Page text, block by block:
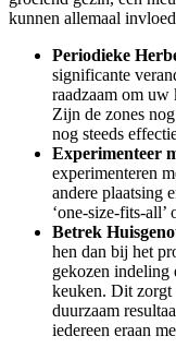
kunnen allemaal
Periodieke
significante
raadzaam om uw
Zijn de zones
nog steeds
Experimenteer
experimenteren
andere plaatsing
‘one-size-fits-all’
Betrek
hen dan bij het
gekozen indeling
keuken. Dit zorgt
duurzaam
iedereen eraan